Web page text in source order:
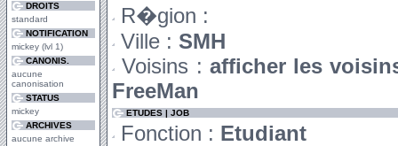
DROITS
standard
NOTIFICATION
mickey (lvl 1)
CANONIS.
aucune
canonisation
STATUS
mickey
ARCHIVES
aucune archive
R�gion :
Ville : SMH
Voisins : afficher les
FreeMan
ETUDES | JOB
Fonction : Etudiant